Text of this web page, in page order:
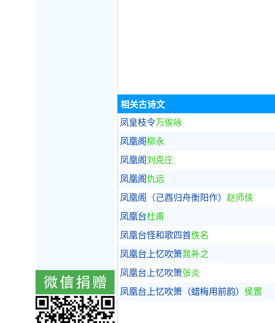
相关古诗文
凤皇枝令万俟咏
凤凰阁柳永
凤凰阁刘克庄
凤凰阁仇远
凤凰阁（己酉归舟衡阳作） 赵师侠
凤凰台杜甫
凤凰台怪和歌四首佚名
凤凰台上忆吹箫晁补之
凤凰台上忆吹箫张炎
凤凰台上忆吹箫（蜡梅用前韵） 侯置